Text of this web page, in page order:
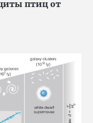
птиц от